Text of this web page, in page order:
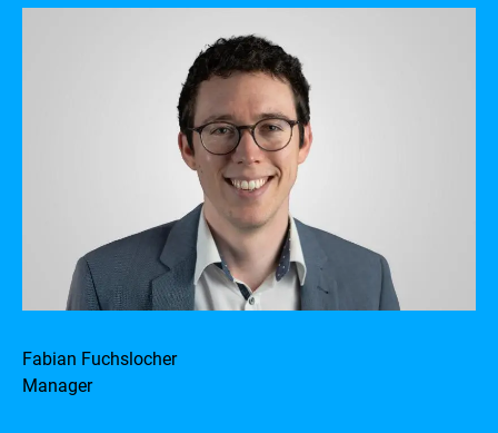
Fabian Fuchslocher
Manager